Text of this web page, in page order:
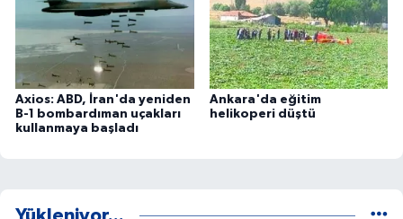
Axios: ABD, İran'da yeniden
B-1 bombardıman uçakları
kullanmaya başladı
Ankara'da eğitim
helikoperi düştü